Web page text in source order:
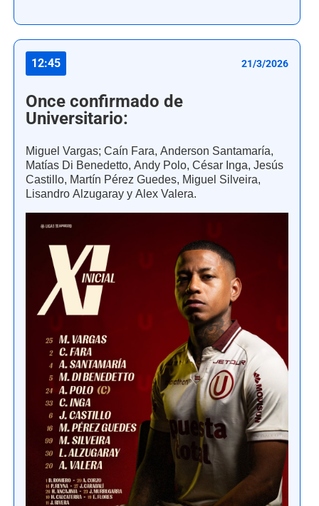
12:45 21/3/2026
Once confirmado de
Universitario:
Miguel Vargas; Caín Fara, Anderson Santamaría,
Matías Di Benedetto, Andy Polo, César Inga, Jesús
Castillo, Martín Pérez Guedes, Miguel Silveira,
Lisandro Alzugaray y Alex Valera.